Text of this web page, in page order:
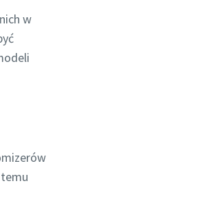
w